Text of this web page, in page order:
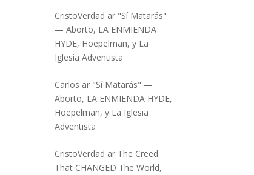
CristoVerdad ar "Sí Matarás"
— Aborto, LA ENMIENDA
HYDE, Hoepelman, y La
Iglesia Adventista
Carlos ar "Sí Matarás" —
Aborto, LA ENMIENDA HYDE,
Hoepelman, y La Iglesia
Adventista
CristoVerdad ar The Creed
That CHANGED The World,